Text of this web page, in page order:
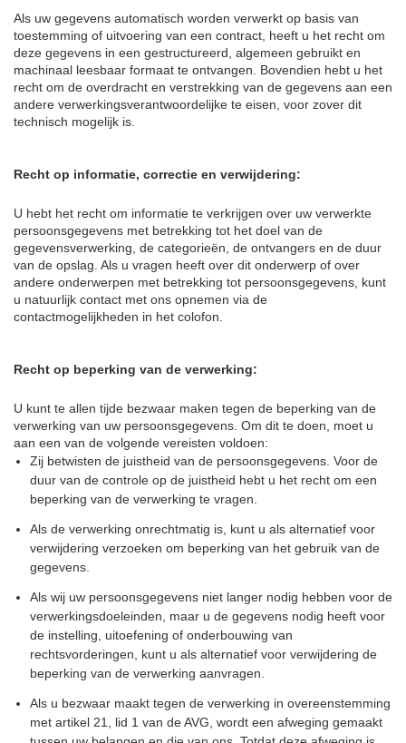
Als uw gegevens automatisch worden verwerkt op basis van
toestemming of uitvoering van een contract, heeft u het recht om
deze gegevens in een gestructureerd, algemeen gebruikt en
machinaal leesbaar formaat te ontvangen. Bovendien hebt u het
recht om de overdracht en verstrekking van de gegevens aan een
andere verwerkingsverantwoordelijke te eisen, voor zover dit
technisch mogelijk is.
Recht op informatie, correctie en verwijdering:
U hebt het recht om informatie te verkrijgen over uw verwerkte
persoonsgegevens met betrekking tot het doel van de
gegevensverwerking, de categorieën, de ontvangers en de duur
van de opslag. Als u vragen heeft over dit onderwerp of over
andere onderwerpen met betrekking tot persoonsgegevens, kunt
u natuurlijk contact met ons opnemen via de
contactmogelijkheden in het colofon.
Recht op beperking van de verwerking:
U kunt te allen tijde bezwaar maken tegen de beperking van de
verwerking van uw persoonsgegevens. Om dit te doen, moet u
aan een van de volgende vereisten voldoen:
Zij betwisten de juistheid van de persoonsgegevens. Voor de
duur van de controle op de juistheid hebt u het recht om een
beperking van de verwerking te vragen.
Als de verwerking onrechtmatig is, kunt u als alternatief voor
verwijdering verzoeken om beperking van het gebruik van de
gegevens.
Als wij uw persoonsgegevens niet langer nodig hebben voor de
verwerkingsdoeleinden, maar u de gegevens nodig heeft voor
de instelling, uitoefening of onderbouwing van
rechtsvorderingen, kunt u als alternatief voor verwijdering de
beperking van de verwerking aanvragen.
Als u bezwaar maakt tegen de verwerking in overeenstemming
met artikel 21, lid 1 van de AVG, wordt een afweging gemaakt